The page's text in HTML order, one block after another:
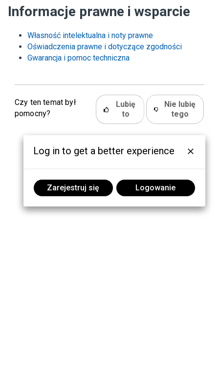
Informacje prawne i wsparcie
Własność intelektualna i noty prawne
Oświadczenia prawne i dotyczące zgodności
Gwarancja i pomoc techniczna
Czy ten temat był
pomocny?
Lubię
to
Nie lubię
tego
Log in to get a better experience
Zarejestruj się Logowanie